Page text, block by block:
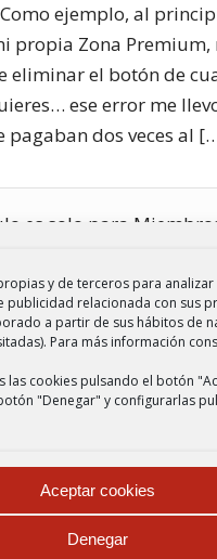
y de terceros para
publicidad relacionada con sus
a partir de sus hábitos de
Para más información
las cookies pulsando el botón
"Denegar" y configurarlas
Aceptar cookies
Denegar
ejemplo, al
propia Zona Premium,
eliminar el botón de
ese error me
pagaban dos veces al
es solo para
|Web alojada en hosting